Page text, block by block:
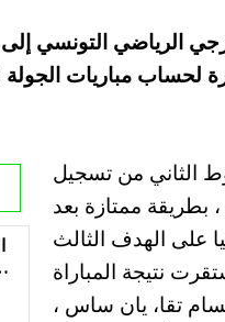
الرياضي التونسي
الثاني من تسجيل
المباراة ، بطريقة ممتازة بعد
على الهدف الثالث
نتيجة المباراة
حسام تقا، يان ساس ،